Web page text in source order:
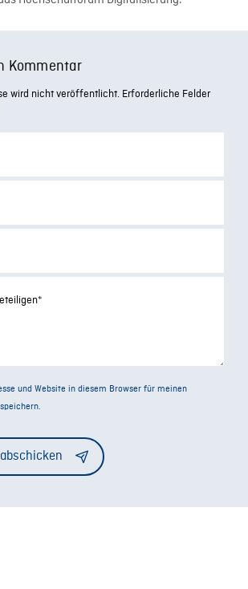
Kommentar
wird nicht veröffentlicht. Erforderliche Felder
und Website in diesem Browser für meinen